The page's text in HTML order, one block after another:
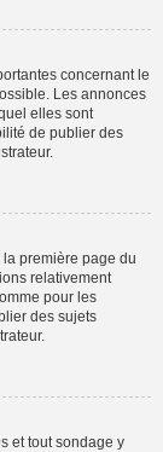
concernant le
Les annonces
elles sont
de publier des
première page du
relativement
pour les
des sujets
et tout sondage y